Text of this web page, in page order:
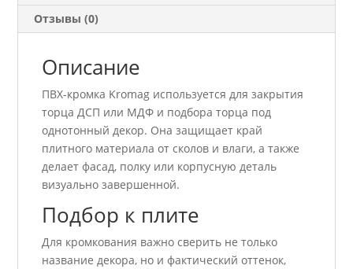
Отзывы (0)
Описание
ПВХ-кромка Kromag используется для закрытия
торца ДСП или МДФ и подбора торца под
однотонный декор. Она защищает край
плитного материала от сколов и влаги, а также
делает фасад, полку или корпусную деталь
визуально завершенной.
Подбор к плите
Для кромкования важно сверить не только
название декора, но и фактический оттенок,